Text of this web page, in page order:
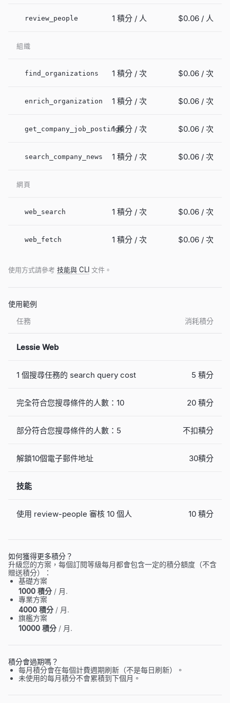
review_people 1 積分 / 人 $0.06 / 人
組織
find_organizations 1 積分 / 次 $0.06 / 次
enrich_organization 1 積分 / 次 $0.06 / 次
get_company_job_postings1 積分 / 次 $0.06 / 次
search_company_news 1 積分 / 次 $0.06 / 次
網頁
web_search 1 積分 / 次 $0.06 / 次
web_fetch 1 積分 / 次 $0.06 / 次
使用方式請參考 技能與 CLI 文件。
使用範例
任務
消耗積分
Lessie Web
1 個搜尋任務的 search query cost 5 積分
完全符合您搜尋條件的人數：10 20 積分
部分符合您搜尋條件的人數：5 不扣積分
解鎖10個電子郵件地址 30積分
技能
使用 review-people 審核 10 個人 10 積分
如何獲得更多積分？
升級您的方案，每個訂閱等級每月都會包含一定的積分額度（不含
贈送積分）：
基礎方案
1000 積分 / 月.
專業方案
4000 積分 / 月.
旗艦方案
10000 積分 / 月.
積分會過期嗎？
每月積分會在每個計費週期刷新（不是每日刷新）。
未使用的每月積分不會累積到下個月。